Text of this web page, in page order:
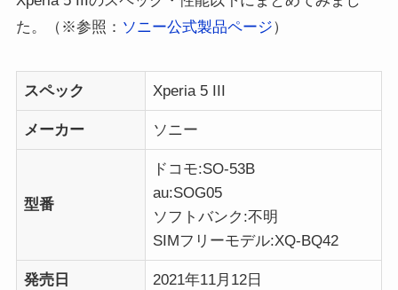
た。（※参照： ソニー公式製品ページ）
スペック Xperia 5 III
メーカー ソニー
型番
ドコモ:SO-53B
au:SOG05
ソフトバンク:不明
SIMフリーモデル:XQ-BQ42
発売日 2021年11月12日